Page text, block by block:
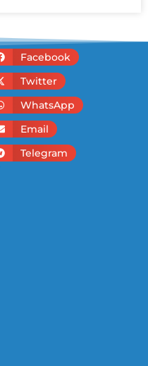
Facebook
Twitter
WhatsApp
Email
Telegram